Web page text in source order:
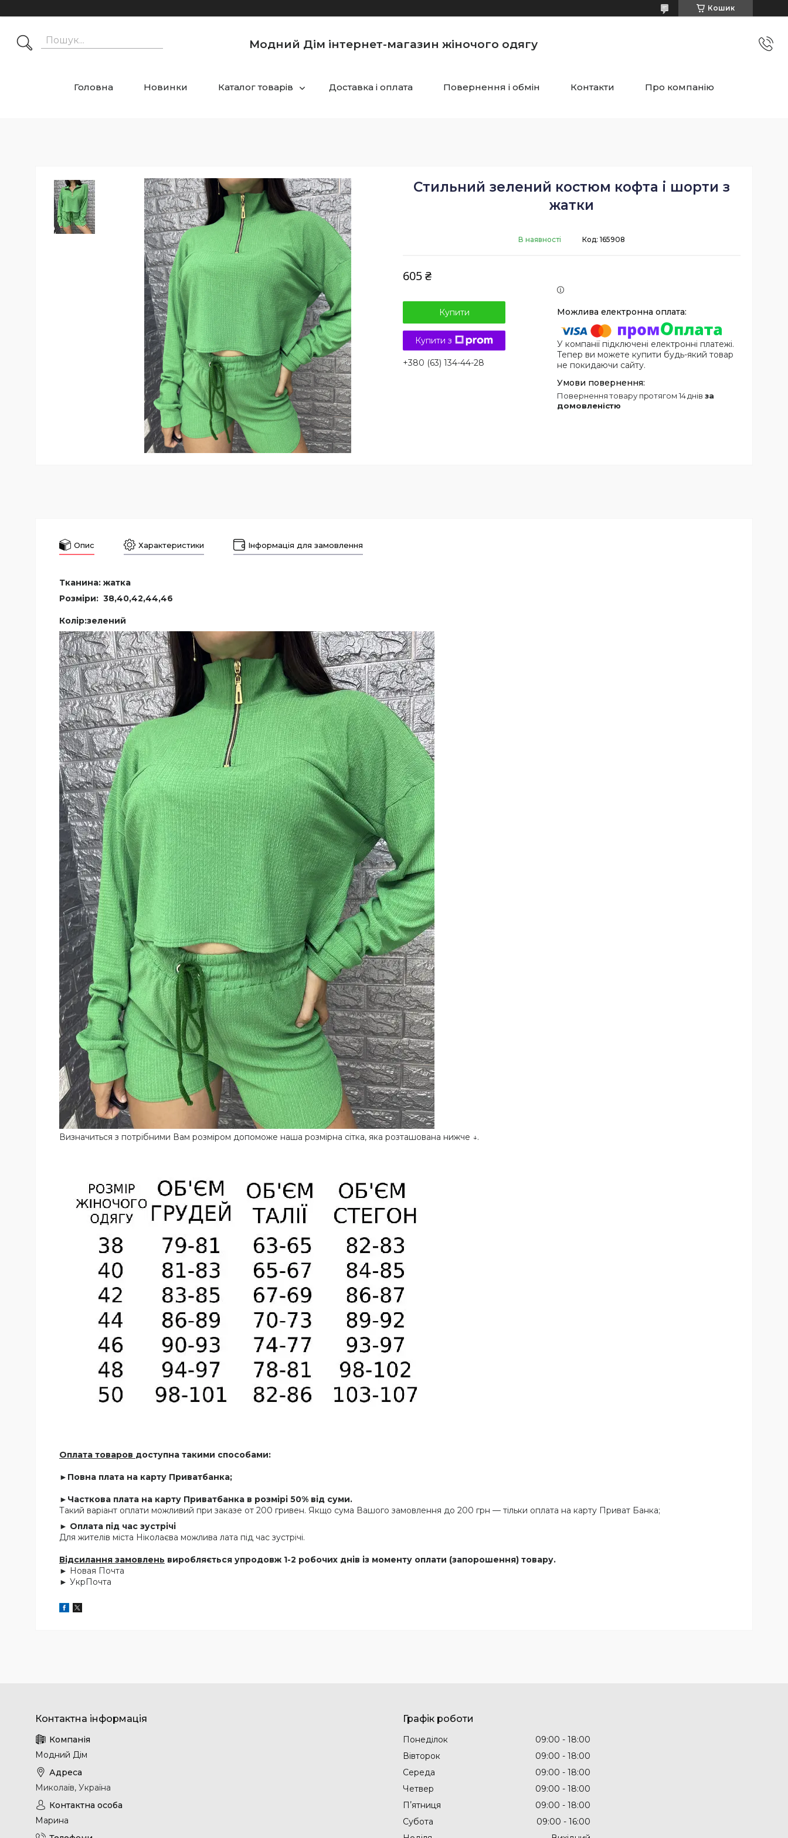
Кошик
Модний Дім інтернет-магазин жіночого одягу
Головна Новинки Каталог товарів Доставка і оплата Повернення і обмін Контакти Про компанію
Стильний зелений костюм кофта і шорти з
жатки
В наявності Код: 165908
605 ₴
Купити
Купити з
+380 (63) 134-44-28
У компанії підключені електронні платежі.
Тепер ви можете купити будь-який товар
не покидаючи сайту.
повернення товару протягом 14 днів за
домовленістю
Опис Характеристики Інформація для замовлення
Тканина: жатка
Розміри: 38,40,42,44,46
Колір:зелений
Визначиться з потрібними Вам розміром допоможе наша розмірна сітка, яка розташована нижче ↓.
Оплата товаров доступна такими способами:
►Повна плата на карту Приватбанка;
►Часткова плата на карту Приватбанка в розмірі 50% від суми.
Такий варіант оплати можливий при заказе от 200 гривен. Якщо сума Вашого замовлення до 200 грн — тільки оплата на карту Приват Банка;
► Оплата під час зустрічі
Для жителів міста Ніколаєва можлива лата під час зустрічі.
Відсилання замовлень виробляється упродовж 1-2 робочих днів із моменту оплати (запорошення) товару.
► Новая Почта
► УкрПочта
Модний Дім
Миколаїв, Україна
Марина
Графік роботи
Понеділок 09:00
18:00
Вівторок
09:00
18:00
Середа
09:00
18:00
Четвер
09:00
18:00
Пʼятниця
09:00
18:00
Субота
09:00
16:00